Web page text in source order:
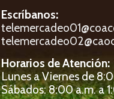
Escríbanos:
Horarios de Atención:
Lunes a Viernes de
Sábados: 8:00 a.m. a